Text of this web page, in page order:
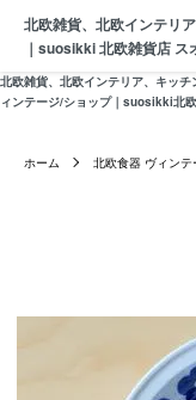
北欧雑貨、北欧インテリア、キッ
ィンテージ/ショップ｜suosikki北
北欧雑貨、北欧インテリ
｜suosikki 北欧雑貨店 ス
ホーム 北欧食器 ヴィンテ